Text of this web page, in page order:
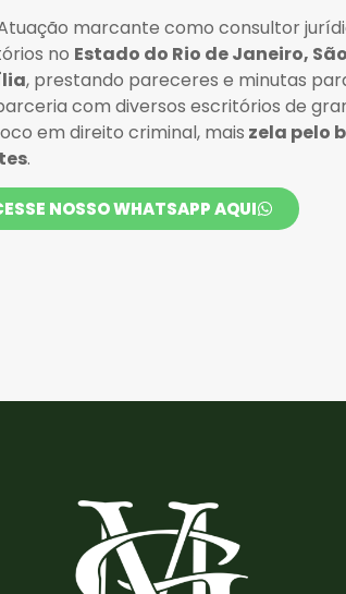
marcante como consultor
no Estado do Rio de Janeiro,
, prestando pareceres e minutas
com diversos escritórios de
em direito criminal, mais zela pelo
.
NOSSO WHATSAPP AQUI